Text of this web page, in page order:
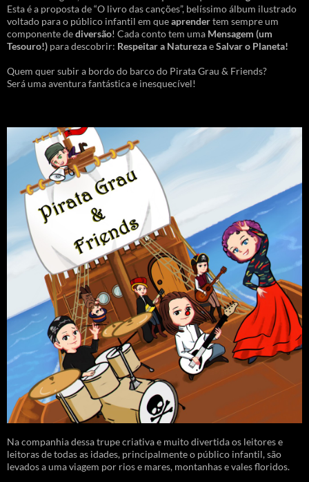
Esta é a proposta de “O livro das canções”, belíssimo álbum ilustrado
voltado para o público infantil em queaprendertem sempre um
componente dediversão! Cada conto tem uma Mensagem (um
Tesouro!) para descobrir: Respeitar a NaturezaeSalvar o Planeta!
Quem quer subir a bordo do barco do Pirata Grau & Friends?
Será uma aventura fantástica e inesquecível!
Na companhia dessa trupe criativa e muito divertida os leitores e
leitoras de todas as idades, principalmente o público infantil, são
levados a uma viagem por rios e mares, montanhas e vales floridos.